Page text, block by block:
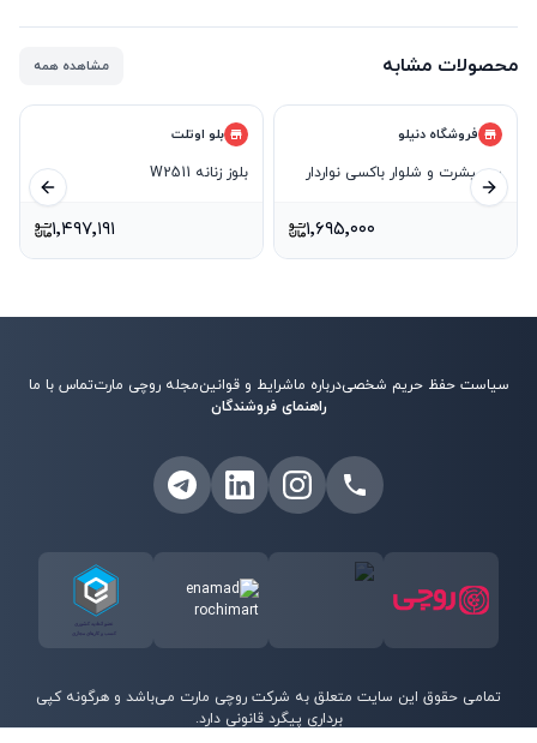
محصولات مشابه مشاهده همه
بلو اوتلت
بلوز زنانه W2511
۱٬۴۹۷٬۱۹۱
فروشگاه دنیلو
سوییشرت و شلوار باکسی نواردار
۱٬۶۹۵٬۰۰۰
اسلاید قبلی بعدی
سیاست حفظ حریم شخصیدرباره ماشرایط و قوانینمجله روچی مارتتماس با ما
راهنمای فروشندگان
تمامی حقوق این سایت متعلق به شرکت روچی مارت می‌باشد و هرگونه کپی
برداری پیگرد قانونی دارد.